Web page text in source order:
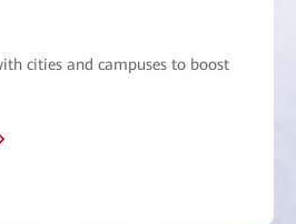
cities and campuses to boost